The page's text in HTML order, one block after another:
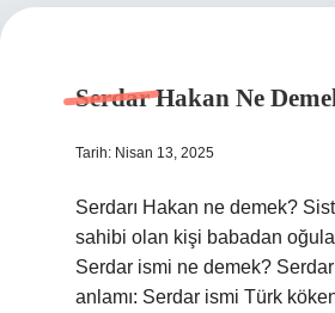
Serdar Hakan Ne
Tarih: Nisan 13, 2025
Serdarı Hakan ne demek?
sahibi olan kişi babadan
Serdar ismi ne demek?
anlamı: Serdar ismi Türk